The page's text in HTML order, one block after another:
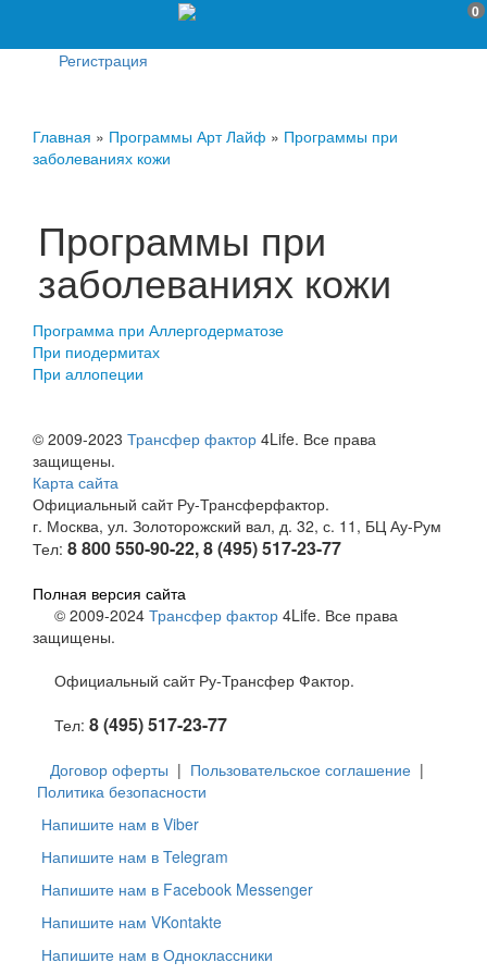
0
Регистрация
Главная » Программы Арт Лайф » Программы при
заболеваниях кожи
Программы при
заболеваниях кожи
Программа при Аллергодерматозе
При пиодермитах
При аллопеции
© 2009-2023 Трансфер фактор 4Life. Все права
защищены.
Карта сайта
Официальный сайт Ру-Трансферфактор.
г. Москва, ул. Золоторожский вал, д. 32, с. 11, БЦ Ау-Рум
Тел: 8 800 550-90-22, 8 (495) 517-23-77
Полная версия сайта
© 2009-2024 Трансфер фактор 4Life. Все права
защищены.
Официальный сайт Ру-Трансфер Фактор.
Тел: 8 (495) 517-23-77
Договор оферты | Пользовательское соглашение |
Политика безопасности
Напишите нам в Viber
Напишите нам в Telegram
Напишите нам в Facebook Messenger
Напишите нам VKontakte
Напишите нам в Одноклассники